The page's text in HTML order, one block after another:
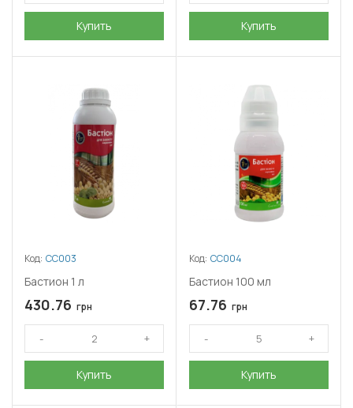
Купить Купить
Код: СС003
Бастион 1 л
430.76 грн
Купить
Код: СС004
Бастион 100 мл
67.76 грн
Купить